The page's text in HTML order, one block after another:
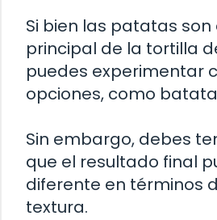
Si bien las patatas
principal de la tortilla
puedes experimentar
opciones, como
Sin embargo, debes
que el resultado final
diferente en términos
textura.